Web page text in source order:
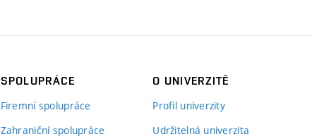
SPOLUPRÁCE
Firemní spolupráce
Zahraniční spolupráce
O UNIVERZITĚ
Profil univerzity
Udržitelná univerzita